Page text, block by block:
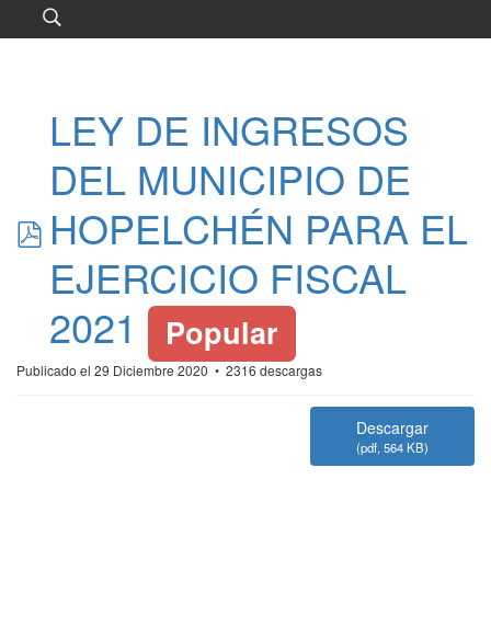
pdf
LEY DE INGRESOS
DEL MUNICIPIO DE
HOPELCHÉN PARA EL
EJERCICIO FISCAL
2021
Popular
Publicado el 29 Diciembre 2020 2316 descargas
Descargar
(pdf, 564 KB)